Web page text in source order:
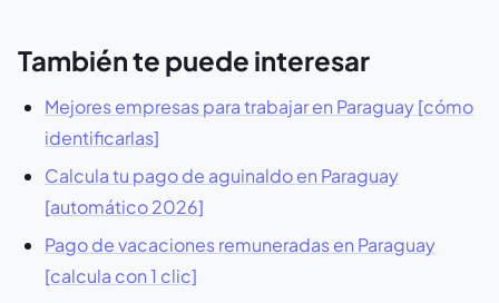
También te puede interesar
Mejores empresas para trabajar en Paraguay [cómo
identificarlas]
Calcula tu pago de aguinaldo en Paraguay
[automático 2026]
Pago de vacaciones remuneradas en Paraguay
[calcula con 1 clic]